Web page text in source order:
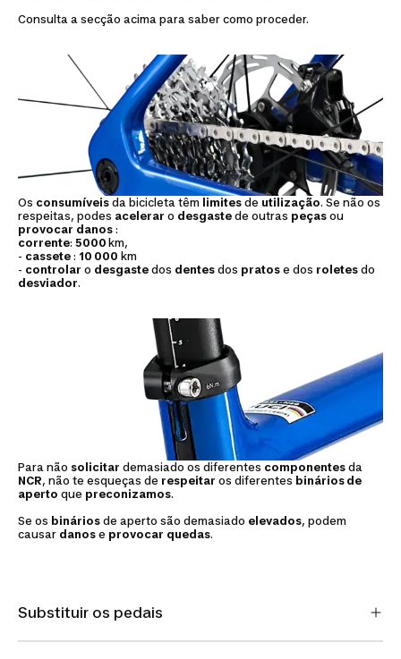
Consulta a secção acima para saber como proceder.
Os consumíveis da bicicleta têm limites de utilização. Se não os
respeitas, podes acelerar o desgaste de outras peças ou
provocar danos :
corrente: 5000 km,
- cassete : 10 000 km
- controlar o desgaste dos dentes dos pratos e dos roletes do
desviador.
Para não solicitar demasiado os diferentes componentes da
NCR, não te esqueças de respeitar os diferentes binários de
aperto que preconizamos.
Se os binários de aperto são demasiado elevados, podem
causar danos e provocar quedas.
Substituir os pedais